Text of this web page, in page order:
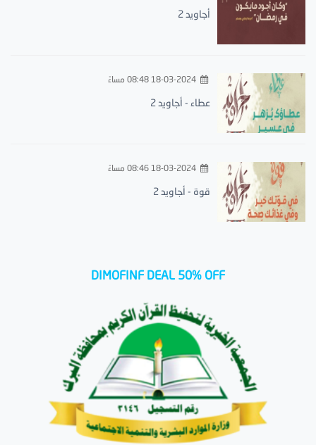
أجاويد 2
18-03-2024 08:48 مساءً
عطاء - أجاويد 2
18-03-2024 08:46 مساءً
قوة - أجاويد 2
DIMOFINF DEAL 50% OFF